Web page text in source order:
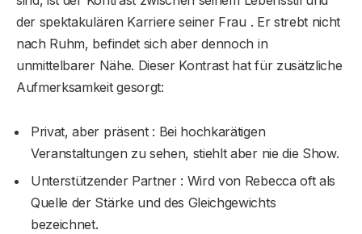
der spektakulären Karriere seiner Frau . Er strebt nicht
nach Ruhm, befindet sich aber dennoch in
unmittelbarer Nähe. Dieser Kontrast hat für zusätzliche
Aufmerksamkeit gesorgt:
Privat, aber präsent : Bei hochkarätigen
Veranstaltungen zu sehen, stiehlt aber nie die Show.
Unterstützender Partner : Wird von Rebecca oft als
Quelle der Stärke und des Gleichgewichts
bezeichnet.